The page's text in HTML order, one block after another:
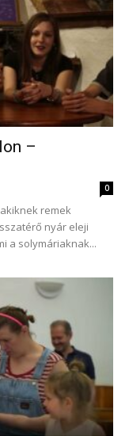
–
0
remek
nyár eleji
a solymáriaknak...